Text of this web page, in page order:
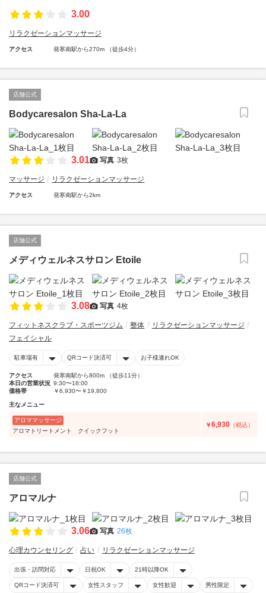
3.00
リラクゼーションマッサージ
アクセス 発寒南駅から270m （徒歩4分）
店舗公式
Bodycaresalon Sha-La-La
3.01 写真 3枚
マッサージ リラクゼーションマッサージ
アクセス 発寒南駅から2km
店舗公式
メディウェルネスサロン Etoile
3.08 写真 4枚
フィットネスクラブ・スポーツジム 整体
リラクゼーションマッサージ
フェイシャル
駐車場有 QRコード決済可 お子様連れOK
アクセス
発寒南駅から800m （徒歩11分）
本日の営業状況 9:30〜18:00
価格帯
￥6,930〜￥19,800
主なメニュー
アロママッサージ
アロマトリートメント クイックフット
￥6,930 （税込）
店舗公式
アロマルナ
3.06 写真 26枚
心理カウンセリング 占い リラクゼーションマッサージ
出張・訪問対応 日祝OK 21時以降OK
QRコード決済可 女性スタッフ 女性歓迎 男性限定